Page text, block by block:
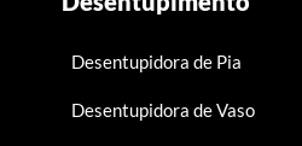
Desentupidora de Pia
Desentupidora de Vaso